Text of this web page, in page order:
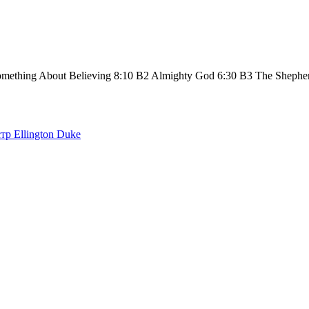
About Believing 8:10 B2 Almighty God 6:30 B3 The